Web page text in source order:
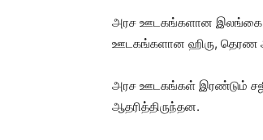
அரச ஊடகங்களான இலங்கை
ஊடகங்களான ஹிரு, தெரண
அரச ஊடகங்கள் இரண்டும்
ஆதரித்திருந்தன.